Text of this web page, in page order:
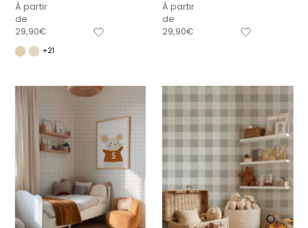
À partir
de
29,90€
+21
À partir
de
29,90€